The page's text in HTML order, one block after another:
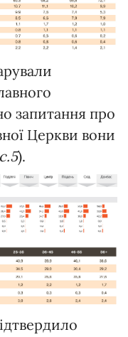
запитання про
Церкви вони
).